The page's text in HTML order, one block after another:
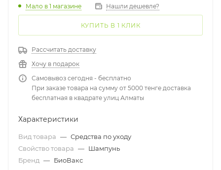
Мало в 1 магазине Нашли дешевле?
КУПИТЬ В 1 КЛИК
Рассчитать доставку
Хочу в подарок
Самовывоз сегодня - бесплатно
При заказе товара на сумму от 5000 тенге доставка
бесплатная в квадрате улиц Алматы
Характеристики
Вид товара — Средства по уходу
Свойство товара — Шампунь
Бренд — БиоВакс